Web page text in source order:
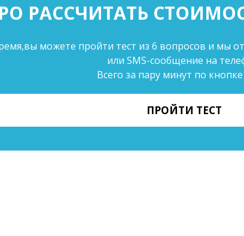
РАССЧИТАТЬ
можете пройти тест из 6 вопросов и мы
или SMS-сообщение на
Всего за пару минут по
ПРОЙТИ ТЕСТ